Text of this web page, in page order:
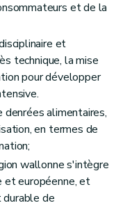
végétales
les cultures conventionnelles et les cultures biologiques
des producteurs et des entreprises
aux tiers
d'inscription
et de la
et
technique, la mise
pour développer
alimentaires,
en termes de
wallonne s'intègre
et européenne, et
de